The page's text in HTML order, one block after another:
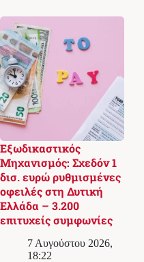
Εξωδικαστικός
Μηχανισμός: Σχεδόν 1
δισ. ευρώ ρυθμισμένες
οφειλές στη Δυτική
Ελλάδα – 3.200
επιτυχείς συμφωνίες
7 Αυγούστου 2026,
18:22